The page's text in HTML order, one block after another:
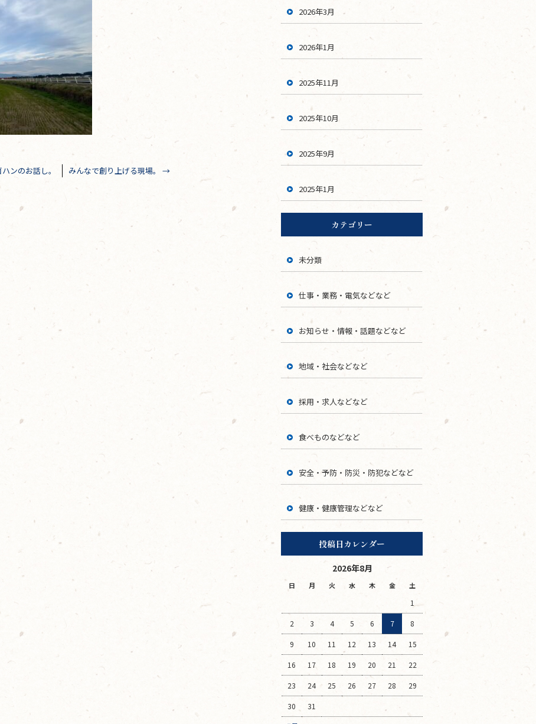
ンのお話し。 みんなで創り上げる現場。 →
2026年3月
2026年1月
2025年11月
2025年10月
2025年9月
2025年1月
カテゴリー
未分類
仕事・業務・電気などなど
お知らせ・情報・話題などなど
地域・社会などなど
採用・求人などなど
食べものなどなど
安全・予防・防災・防犯などなど
健康・健康管理などなど
投稿日カレンダー
2026年8月
日 月 火 水 木 金 土
1
2 3 4 5 6 7 8
9 10 11 12 13 14 15
16 17 18 19 20 21 22
23 24 25 26 27 28 29
30 31